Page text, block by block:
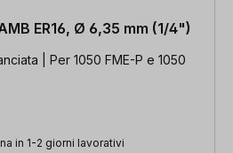
ER16, Ø 6,35 mm (1/4")
| Per 1050 FME-P e 1050
in 1-2 giorni lavorativi